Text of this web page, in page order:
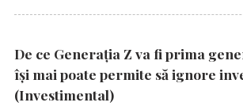
De ce Generația Z va fi prima
își mai poate permite să ignore
(Investimental)